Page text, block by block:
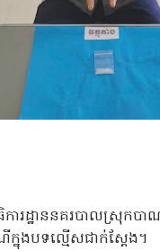
ារដ្ឋាននគរបាលស្រុកប
ងបទល្មើសជាក់ស្តែង។